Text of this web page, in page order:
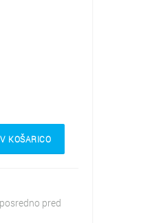
KOŠARICO
pred